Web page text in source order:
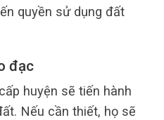
quyền sử dụng đất
đạc
huyện sẽ tiến hành
Nếu cần thiết, họ sẽ